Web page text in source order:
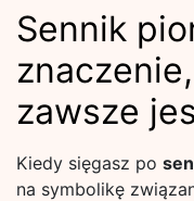
Sennik
zawsze
Kiedy sięgasz po
na symbolikę